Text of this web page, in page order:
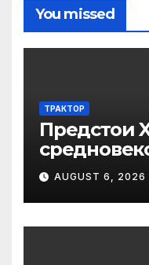
You missed
ТРАКТОР
Предстои
традиции,
„Калето
AUGUST 6, 2026